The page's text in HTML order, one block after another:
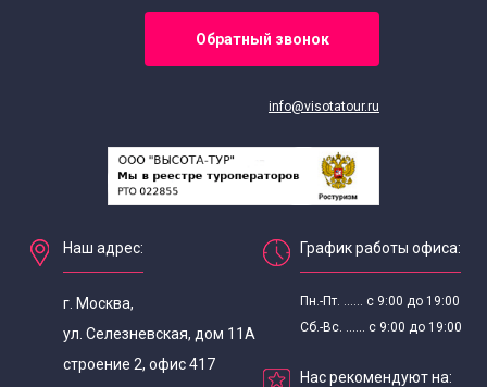
Обратный звонок
info@visotatour.ru
Наш адрес:
г. Москва,
ул. Селезневская, дом 11А
строение 2, офис 417
График работы офиса:
Пн.-Пт. ...... с 9:00 до 19:00
Сб.-Вс. ...... с 9:00 до 19:00
Нас рекомендуют на: